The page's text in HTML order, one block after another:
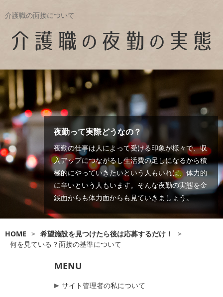
介護職の面接について
夜勤って実際どうなの？
夜勤の仕事は人によって受ける印象が様々で、収
入アップにつながるし生活費の足しになるから積
極的にやっていきたいという人もいれば、体力的
に辛いという人もいます。そんな夜勤の実態を金
銭面からも体力面からも見ていきましょう。
HOME > 希望施設を見つけたら後は応募するだけ！
>
何を見ている？面接の基準について
MENU
サイト管理者の私について